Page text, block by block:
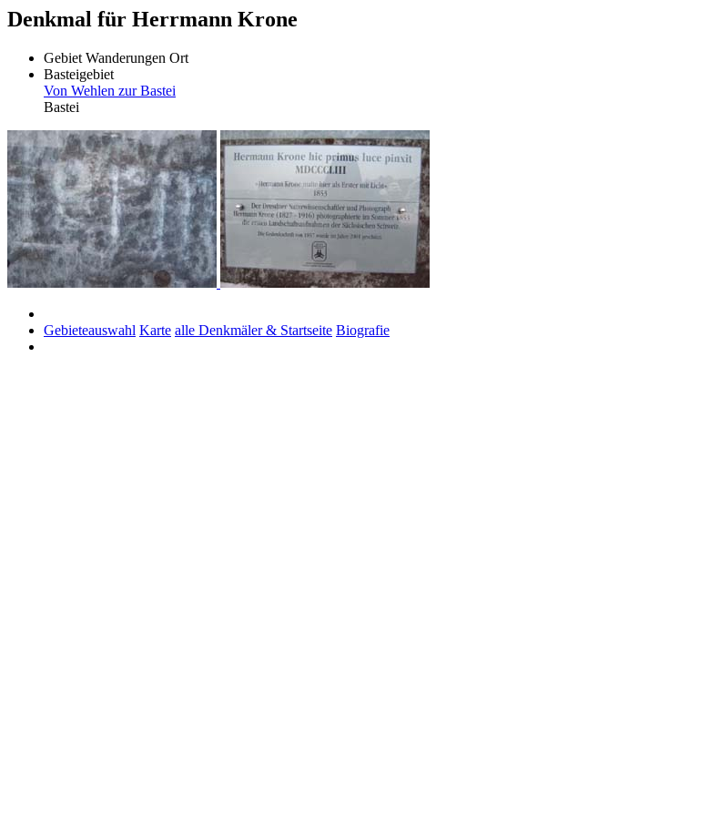
Denkmal für Herrmann Krone
Gebiet Wanderungen Ort
Basteigebiet
Von Wehlen zur Bastei
Bastei
Gebieteauswahl Karte alle Denkmäler & Startseite Biografie